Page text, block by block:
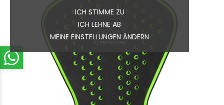
ICH STIMME ZU
ICH LEHNE AB
MEINE EINSTELLUNGEN ÄNDERN